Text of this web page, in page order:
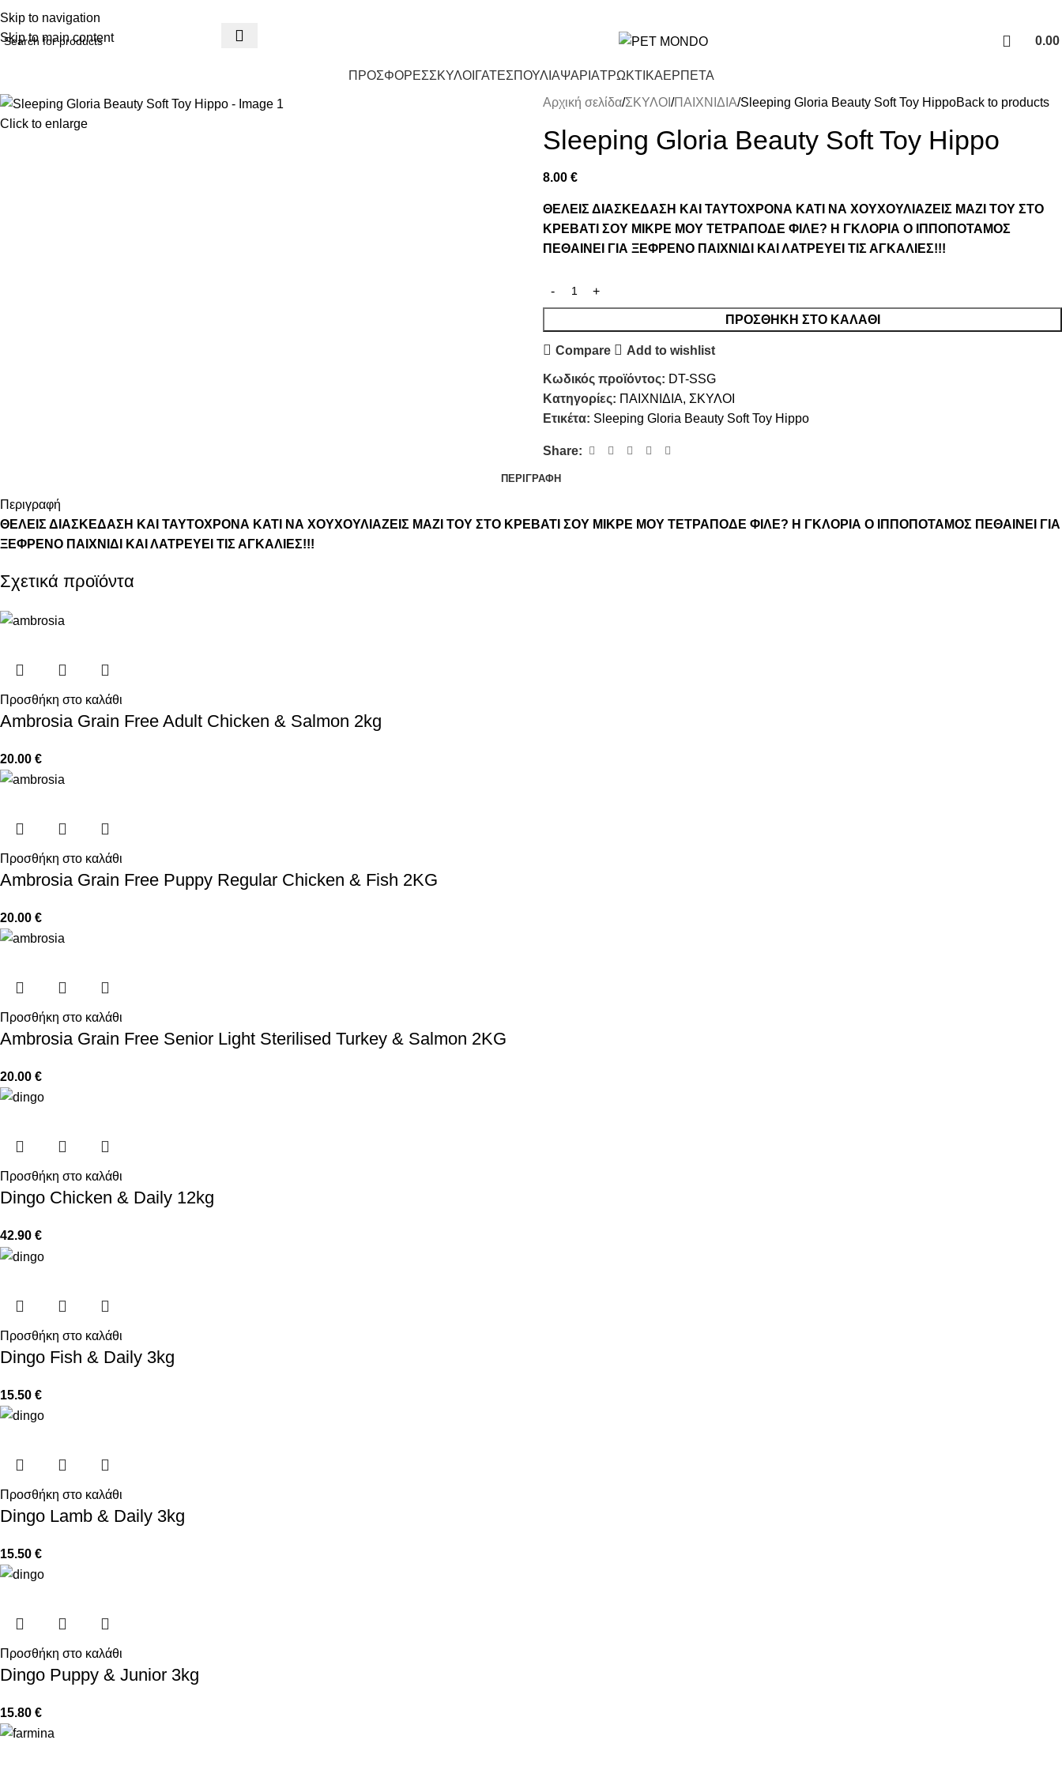
Skip to navigation
Skip to main content
0.00
ΠΡΟΣΦΟΡΕΣΣΚΥΛΟΙ ΓΑΤΕΣΠΟΥΛΙΑΨΑΡΙΑΤΡΩΚΤΙΚΑΕΡΠΕΤΑ
Click to enlarge
Αρχική σελίδα ΣΚΥΛΟΙ ΠΑΙΧΝΙΔΙΑ Sleeping Gloria Beauty Soft Toy HippoBack to products
Sleeping Gloria Beauty Soft Toy Hippo
8.00 €
ΘΕΛΕΙΣ ΔΙΑΣΚΕΔΑΣΗ ΚΑΙ ΤΑΥΤΟΧΡΟΝΑ ΚΑΤΙ ΝΑ ΧΟΥΧΟΥΛΙΑΖΕΙΣ ΜΑΖΙ ΤΟΥ ΣΤΟ
ΚΡΕΒΑΤΙ ΣΟΥ ΜΙΚΡΕ ΜΟΥ ΤΕΤΡΑΠΟΔΕ ΦΙΛΕ? Η ΓΚΛΟΡΙΑ Ο ΙΠΠΟΠΟΤΑΜΟΣ
ΠΕΘΑΙΝΕΙ ΓΙΑ ΞΕΦΡΕΝΟ ΠΑΙΧΝΙΔΙ ΚΑΙ ΛΑΤΡΕΥΕΙ ΤΙΣ ΑΓΚΑΛΙΕΣ!!!
ΠΡΟΣΘΉΚΗ ΣΤΟ ΚΑΛΆΘΙ
Compare Add to wishlist
Κωδικός προϊόντος: DT-SSG
Κατηγορίες: ΠΑΙΧΝΙΔΙΑ, ΣΚΥΛΟΙ
Ετικέτα: Sleeping Gloria Beauty Soft Toy Hippo
Share:
ΠΕΡΙΓΡΑΦΉ
Περιγραφή
ΘΕΛΕΙΣ ΔΙΑΣΚΕΔΑΣΗ ΚΑΙ ΤΑΥΤΟΧΡΟΝΑ ΚΑΤΙ ΝΑ ΧΟΥΧΟΥΛΙΑΖΕΙΣ ΜΑΖΙ ΤΟΥ ΣΤΟ ΚΡΕΒΑΤΙ ΣΟΥ ΜΙΚΡΕ ΜΟΥ ΤΕΤΡΑΠΟΔΕ ΦΙΛΕ? Η ΓΚΛΟΡΙΑ Ο ΙΠΠΟΠΟΤΑΜΟΣ ΠΕΘΑΙΝΕΙ ΓΙΑ
ΞΕΦΡΕΝΟ ΠΑΙΧΝΙΔΙ ΚΑΙ ΛΑΤΡΕΥΕΙ ΤΙΣ ΑΓΚΑΛΙΕΣ!!!
Σχετικά προϊόντα
Προσθήκη στο καλάθι
Ambrosia Grain Free Adult Chicken & Salmon 2kg
20.00 €
Προσθήκη στο καλάθι
Ambrosia Grain Free Puppy Regular Chicken & Fish 2KG
20.00 €
Προσθήκη στο καλάθι
Ambrosia Grain Free Senior Light Sterilised Turkey & Salmon 2KG
20.00 €
Προσθήκη στο καλάθι
Dingo Chicken & Daily 12kg
42.90 €
Προσθήκη στο καλάθι
Dingo Fish & Daily 3kg
15.50 €
Προσθήκη στο καλάθι
Dingo Lamb & Daily 3kg
15.50 €
Προσθήκη στο καλάθι
Dingo Puppy & Junior 3kg
15.80 €